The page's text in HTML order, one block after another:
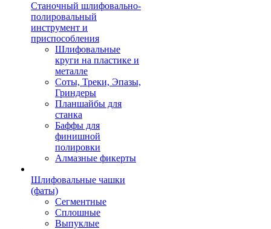
Станочный шлифовально-
полировальный
инструмент и
приспособления
Шлифовальные
круги на пластике и
металле
Соты, Треки, Эпазы,
Гриндеры
Планшайбы для
станка
Баффы для
финишной
полировки
Алмазные фикерты
Шлифовальные чашки
(фаты)
Сегментные
Сплошные
Выпуклые